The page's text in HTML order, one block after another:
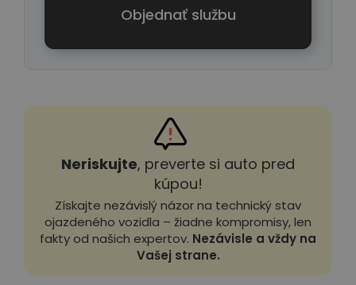
Objednať službu
Neriskujte, preverte si auto pred
kúpou!
Získajte nezávislý názor na technický stav
ojazdeného vozidla – žiadne kompromisy, len
fakty od našich expertov. Nezávisle a vždy na
Vašej strane.